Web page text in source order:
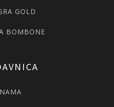
GOLD
BOMBONE